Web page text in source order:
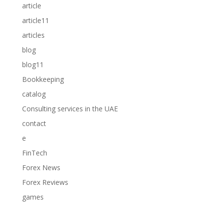
article
article11
articles
blog
blog11
Bookkeeping
catalog
Consulting services in the UAE
contact
e
FinTech
Forex News
Forex Reviews
games